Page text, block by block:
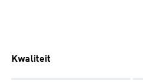
Kwaliteit